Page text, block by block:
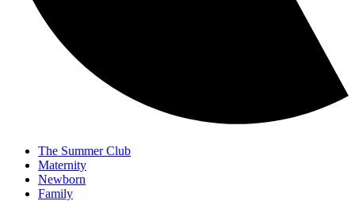
The Summer Club
Maternity
Newborn
Family